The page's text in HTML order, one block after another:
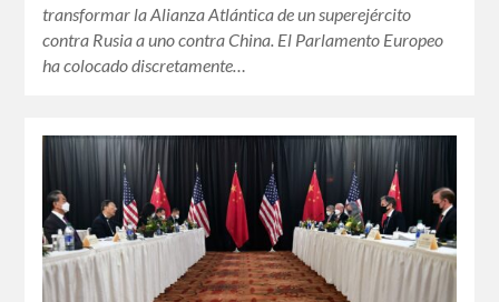
transformar la Alianza Atlántica de un superejército
contra Rusia a uno contra China. El Parlamento Europeo
ha colocado discretamente…